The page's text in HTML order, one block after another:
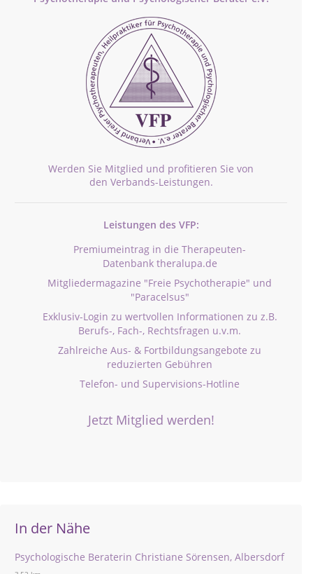
Werden Sie Mitglied und profitieren Sie von
den Verbands-Leistungen.
Leistungen des VFP:
Premiumeintrag in die Therapeuten-
Datenbank theralupa.de
Mitgliedermagazine "Freie Psychotherapie" und
"Paracelsus"
Exklusiv-Login zu wertvollen Informationen zu z.B.
Berufs-, Fach-, Rechtsfragen u.v.m.
Zahlreiche Aus- & Fortbildungsangebote zu
reduzierten Gebühren
Telefon- und Supervisions-Hotline
Jetzt Mitglied werden!
In der Nähe
Psychologische Beraterin Christiane Sörensen, Albersdorf